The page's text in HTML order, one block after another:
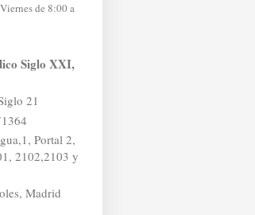
de 8:00 a
Siglo XXI,
21
Portal 2,
2102,2103 y
Madrid